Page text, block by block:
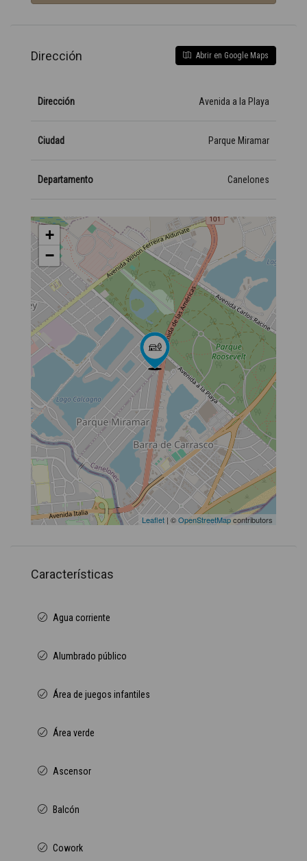
Dirección Abrir en Google Maps
Dirección Avenida a la Playa
Ciudad Parque Miramar
Departamento Canelones
+
−
Leaflet | ©OpenStreetMapcontributors
Características
Agua corriente
Alumbrado público
Área de juegos infantiles
Área verde
Ascensor
Balcón
Cowork